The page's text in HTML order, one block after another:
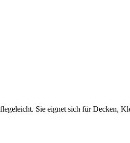
Sie eignet sich für Decken,